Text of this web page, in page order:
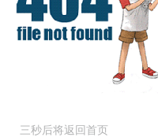
三秒后将返回首页